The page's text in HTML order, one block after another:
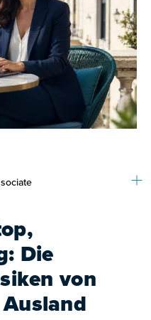
Die
von